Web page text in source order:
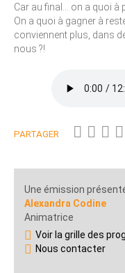
Car au final... on a quoi à
On a quoi à gagner à
conviennent plus, dans
nous ?!
PARTAGER
Une émission
Alexandra Codine
Animatrice
Voir la grille des
Nous contacter